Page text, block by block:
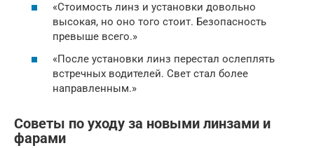
«Стоимость линз и установки довольно
высокая, но оно того стоит. Безопасность
превыше всего.»
«После установки линз перестал ослеплять
встречных водителей. Свет стал более
направленным.»
Советы по уходу за новыми линзами и
фарами